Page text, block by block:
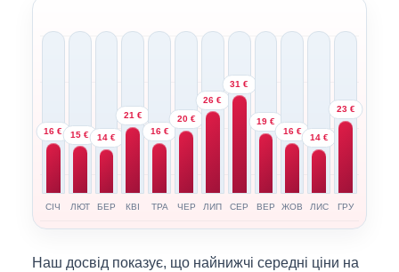
16 €
СІЧ
15 €
ЛЮТ
14 €
БЕР
21 €
КВІ
16 €
ТРА
20 €
ЧЕР
26 €
ЛИП
31 €
СЕР
19 €
ВЕР
16 €
ЖОВ
14 €
ЛИС
23 €
ГРУ
Наш досвід показує, що найнижчі середні ціни на